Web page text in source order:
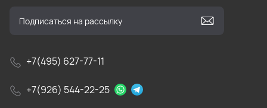
+7(495) 627-77-11
+7(926) 544-22-25